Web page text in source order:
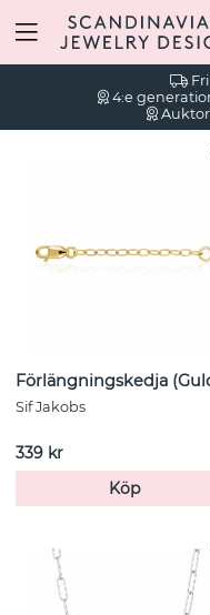
Fri
4:e
Förlängningskedja
Sif Jakobs
339 kr
Köp